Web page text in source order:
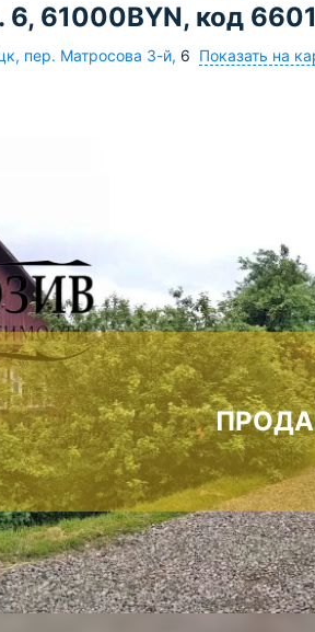
61000BYN, код
, пер. Матросова 3-й, 6 Показать на